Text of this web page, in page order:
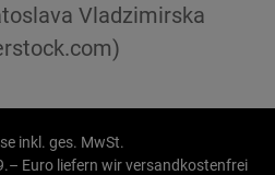
Vladzimirska
inkl. ges. MwSt.
Euro liefern wir versandkostenfrei